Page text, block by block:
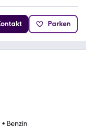
Parken
• Benzin